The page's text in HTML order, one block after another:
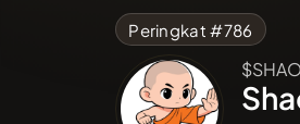
Peringkat #786